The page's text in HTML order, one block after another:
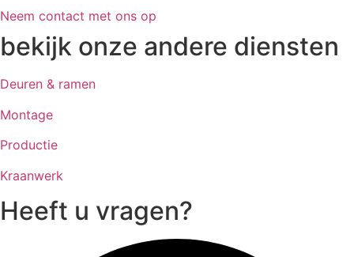
Neem contact met ons op
bekijk onze andere diensten
Deuren & ramen
Montage
Productie
Kraanwerk
Heeft u vragen?